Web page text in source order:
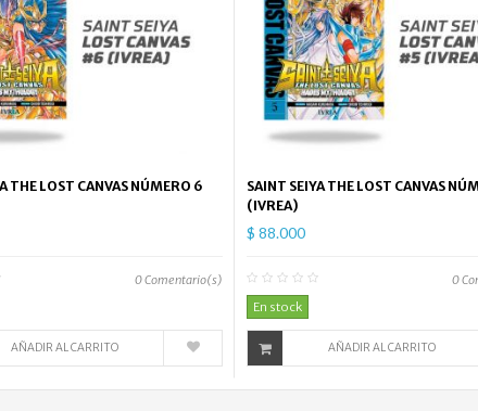
THE LOST CANVAS NÚMERO 6
0Comentario(s)
AÑADIR AL CARRITO
SAINT SEIYA THE LOST CANVAS
(IVREA)
$ 88.000
0
En stock
AÑADIR AL CARRITO